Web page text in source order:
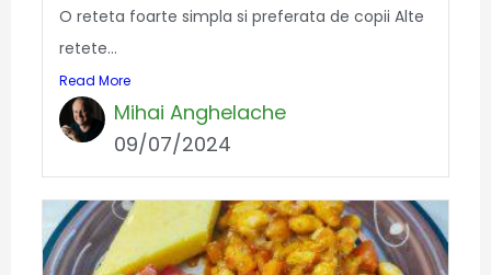
O reteta foarte simpla si preferata de copii Alte
retete...
Read More
Mihai Anghelache
09/07/2024